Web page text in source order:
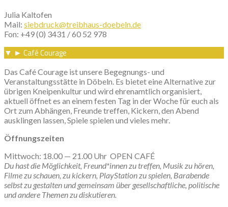
Julia Kaltofen
Mail: siebdruck@treibhaus-doebeln.de
Fon: +49 (0) 3431 / 60 52 978
▼ ► Café Courage
Das Café Courage ist unsere Begegnungs- und
Veranstaltungsstätte in Döbeln. Es bietet eine Alternative zur
übrigen Kneipenkultur und wird ehrenamtlich organisiert,
aktuell öffnet es an einem festen Tag in der Woche für euch als
Ort zum Abhängen, Freunde treffen, Kickern, den Abend
ausklingen lassen, Spiele spielen und vieles mehr.
Öffnungszeiten
Mittwoch: 18.00 — 21.00 Uhr OPEN CAFÉ
Du hast die Möglichkeit, Freund*innen zu treffen, Musik zu hören,
Filme zu schauen, zu kickern, PlayStation zu spielen, Barabende
selbst zu gestalten und gemeinsam über gesellschaftliche, politische
und andere Themen zu diskutieren.